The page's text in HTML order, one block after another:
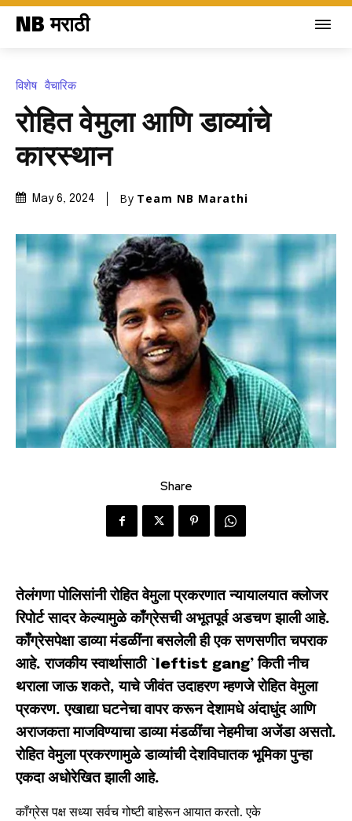
NB मराठी
विशेष वैचारिक
रोहित वेमुला आणि डाव्यांचे
कारस्थान
May 6, 2024 By Team NB Marathi
Share
तेलंगणा पोलिसांनी रोहित वेमुला प्रकरणात न्यायालयात क्लोजर
रिपोर्ट सादर केल्यामुळे काँग्रेसची अभूतपूर्व अडचण झाली आहे.
काँग्रेसपेक्षा डाव्या मंडळींना बसलेली ही एक सणसणीत चपराक
आहे. राजकीय स्वार्थासाठी `leftist gang’ किती नीच
थराला जाऊ शकते, याचे जीवंत उदाहरण म्हणजे रोहित वेमुला
प्रकरण. एखाद्या घटनेचा वापर करून देशामधे अंदाधुंद आणि
अराजकता माजविण्याचा डाव्या मंडळींचा नेहमीचा अजेंडा असतो.
रोहित वेमुला प्रकरणामुळे डाव्यांची देशविघातक भूमिका पुन्हा
एकदा अधोरेखित झाली आहे.
काँग्रेस पक्ष सध्या सर्वच गोष्टी बाहेरून आयात करतो. एके